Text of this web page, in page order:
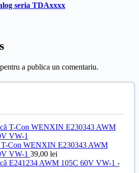
seria TDAxxxx
pentru a publica un comentariu.
T-Con WENXIN E230343 AWM
VW-1 39,00 lei